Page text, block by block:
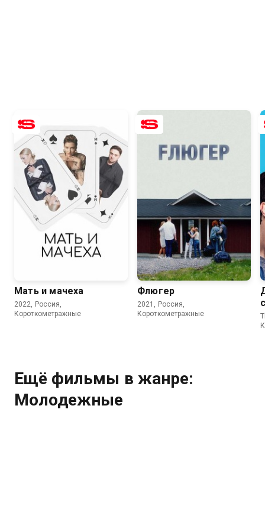
Мать и мачеха
2022, Россия,
Короткометражные
5.9
Флюгер
2021, Россия,
Короткометражные
Ещё фильмы в жанре:
Молодежные